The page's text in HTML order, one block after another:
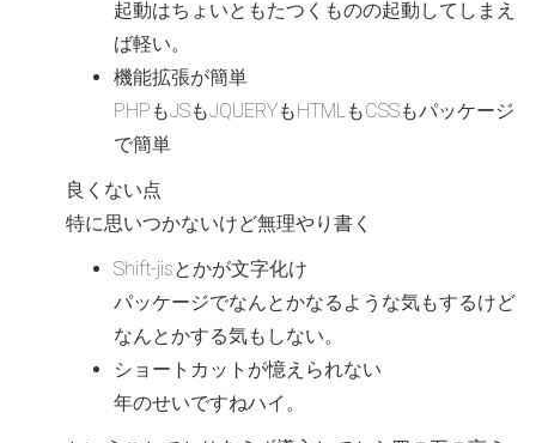
起動はちょいともたつくものの起動してしまえ
ば軽い。
機能拡張が簡単
PHPもJSもJQUERYもHTMLもCSSもパッケージ
で簡単
良くない点
特に思いつかないけど無理やり書く
Shift-jisとかが文字化け
パッケージでなんとかなるような気もするけど
なんとかする気もしない。
ショートカットが憶えられない
年のせいですねハイ。